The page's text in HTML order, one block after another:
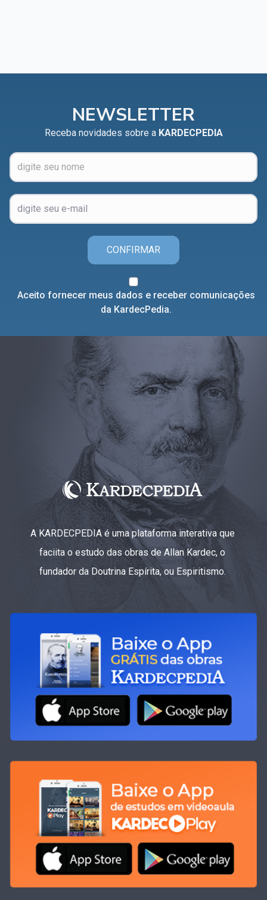
NEWSLETTER
Receba novidades sobre a KARDECPEDIA
CONFIRMAR
Aceito fornecer meus dados e receber comunicações
da KardecPedia.
A KARDECPEDIA é uma plataforma interativa que
faciita o estudo das obras de Allan Kardec, o
fundador da Doutrina Espírita, ou Espiritismo.